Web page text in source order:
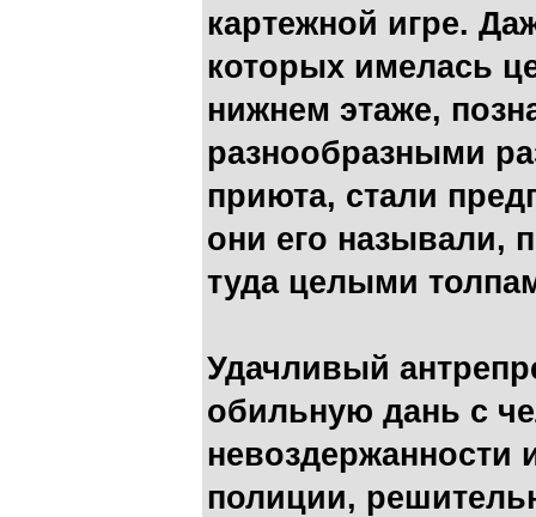
картежной игре.
которых имелась
нижнем этаже,
разнообразными
приюта, стали
они его называли,
туда целыми
Удачливый
обильную дань с
невоздержанности
полиции,